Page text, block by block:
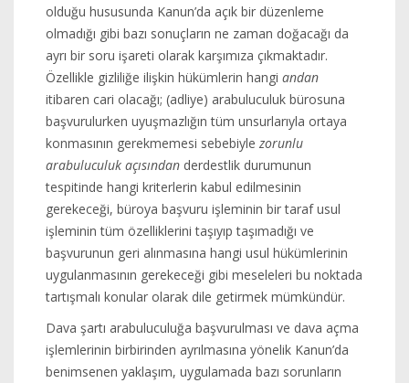
olduğu hususunda Kanun’da açık bir düzenleme
olmadığı gibi bazı sonuçların ne zaman doğacağı da
ayrı bir soru işareti olarak karşımıza çıkmaktadır.
Özellikle gizliliğe ilişkin hükümlerin hangi andan
itibaren cari olacağı; (adliye) arabuluculuk bürosuna
başvurulurken uyuşmazlığın tüm unsurlarıyla ortaya
konmasının gerekmemesi sebebiyle zorunlu
arabuluculuk açısından derdestlik durumunun
tespitinde hangi kriterlerin kabul edilmesinin
gerekeceği, büroya başvuru işleminin bir taraf usul
işleminin tüm özelliklerini taşıyıp taşımadığı ve
başvurunun geri alınmasına hangi usul hükümlerinin
uygulanmasının gerekeceği gibi meseleleri bu noktada
tartışmalı konular olarak dile getirmek mümkündür.
Dava şartı arabuluculuğa başvurulması ve dava açma
işlemlerinin birbirinden ayrılmasına yönelik Kanun’da
benimsenen yaklaşım, uygulamada bazı sorunların